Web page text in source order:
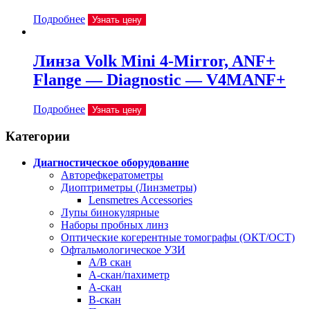
Подробнее Узнать цену
Линза Volk Mini 4-Mirror, ANF+
Flange — Diagnostic — V4MANF+
Подробнее Узнать цену
Категории
Диагностическое оборудование
Авторефкератометры
Диоптриметры (Линзметры)
Lensmetres Accessories
Лупы бинокулярные
Наборы пробных линз
Оптические когерентные томографы (ОКТ/ОСТ)
Офтальмологическое УЗИ
A/B скан
A-скан/пахиметр
A-скан
B-скан